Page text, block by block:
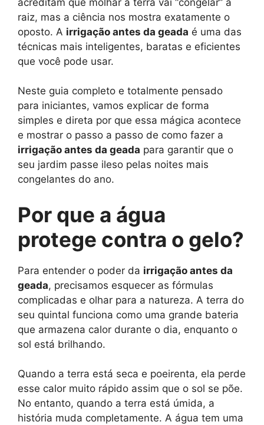
raiz, mas a ciência nos mostra exatamente o
oposto. A irrigação antes da geada é uma das
técnicas mais inteligentes, baratas e eficientes
que você pode usar.
Neste guia completo e totalmente pensado
para iniciantes, vamos explicar de forma
simples e direta por que essa mágica acontece
e mostrar o passo a passo de como fazer a
irrigação antes da geada para garantir que o
seu jardim passe ileso pelas noites mais
congelantes do ano.
Por que a água
protege contra o gelo?
Para entender o poder da irrigação antes da
geada, precisamos esquecer as fórmulas
complicadas e olhar para a natureza. A terra do
seu quintal funciona como uma grande bateria
que armazena calor durante o dia, enquanto o
sol está brilhando.
Quando a terra está seca e poeirenta, ela perde
esse calor muito rápido assim que o sol se põe.
No entanto, quando a terra está úmida, a
história muda completamente. A água tem uma